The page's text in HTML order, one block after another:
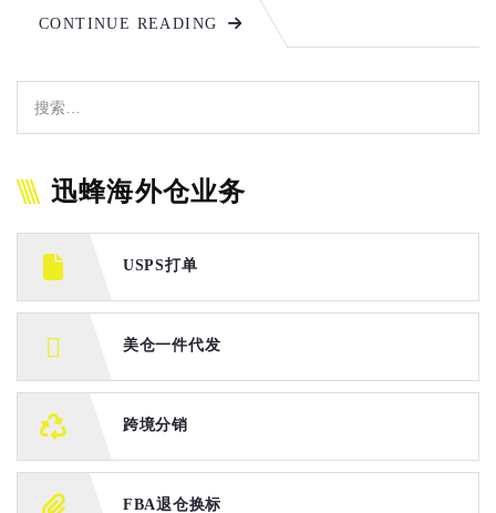
CONTINUE READING
迅蜂海外仓业务
USPS打单
美仓一件代发
跨境分销
FBA退仓换标